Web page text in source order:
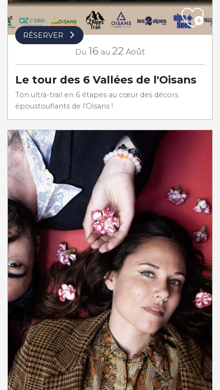
RÉSERVER
Du 16 au 22 Août
Le tour des 6 Vallées de l'Oisans
Ton ultra-trail en 6 étapes au cœur des décors
époustouflants de l'Oisans !